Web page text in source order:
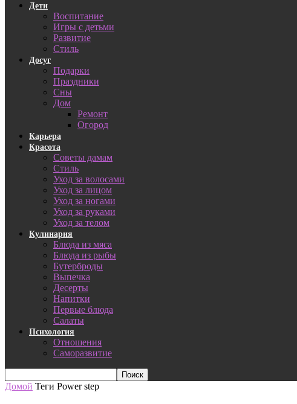
Дети
Воспитание
Игры с детьми
Развитие
Стиль
Досуг
Подарки
Праздники
Сны
Дом
Ремонт
Огород
Карьера
Красота
Советы дамам
Стиль
Уход за волосами
Уход за лицом
Уход за ногами
Уход за руками
Уход за телом
Кулинария
Блюда из мяса
Блюда из рыбы
Бутерброды
Выпечка
Десерты
Напитки
Первые блюда
Салаты
Психология
Отношения
Саморазвитие
Домой Теги Power step